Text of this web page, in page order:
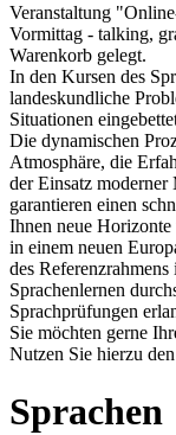
Veranstaltung
Vormittag - talking,
Warenkorb gelegt.
In den Kursen des
landeskundliche
Situationen
Die dynamischen
Atmosphäre, die
der Einsatz moderner
garantieren einen
Ihnen neue
in einem neuen
des
Sprachenlernen
Sprachprüfungen
Sie möchten gerne
Nutzen Sie hierzu
Sprachen